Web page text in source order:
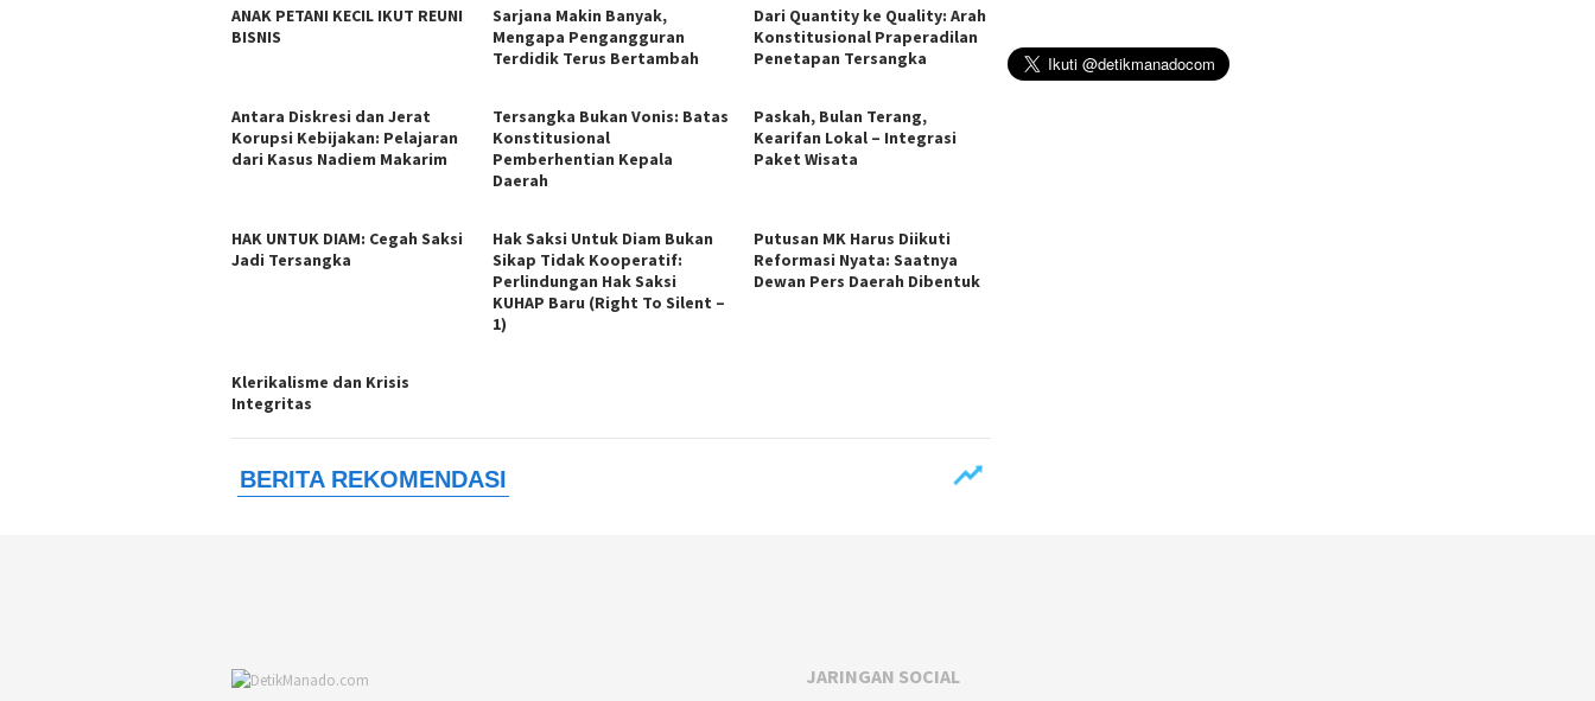
ANAK PETANI KECIL IKUT REUNI
BISNIS
Sarjana Makin Banyak,
Mengapa Pengangguran
Terdidik Terus Bertambah
Dari Quantity ke Quality: Arah
Konstitusional Praperadilan
Penetapan Tersangka
Antara Diskresi dan Jerat
Korupsi Kebijakan: Pelajaran
dari Kasus Nadiem Makarim
Tersangka Bukan Vonis: Batas
Konstitusional
Pemberhentian Kepala
Daerah
Paskah, Bulan Terang,
Kearifan Lokal – Integrasi
Paket Wisata
HAK UNTUK DIAM: Cegah Saksi
Jadi Tersangka
Hak Saksi Untuk Diam Bukan
Sikap Tidak Kooperatif:
Perlindungan Hak Saksi
KUHAP Baru (Right To Silent –
1)
Putusan MK Harus Diikuti
Reformasi Nyata: Saatnya
Dewan Pers Daerah Dibentuk
Klerikalisme dan Krisis
Integritas
JARINGAN SOCIAL